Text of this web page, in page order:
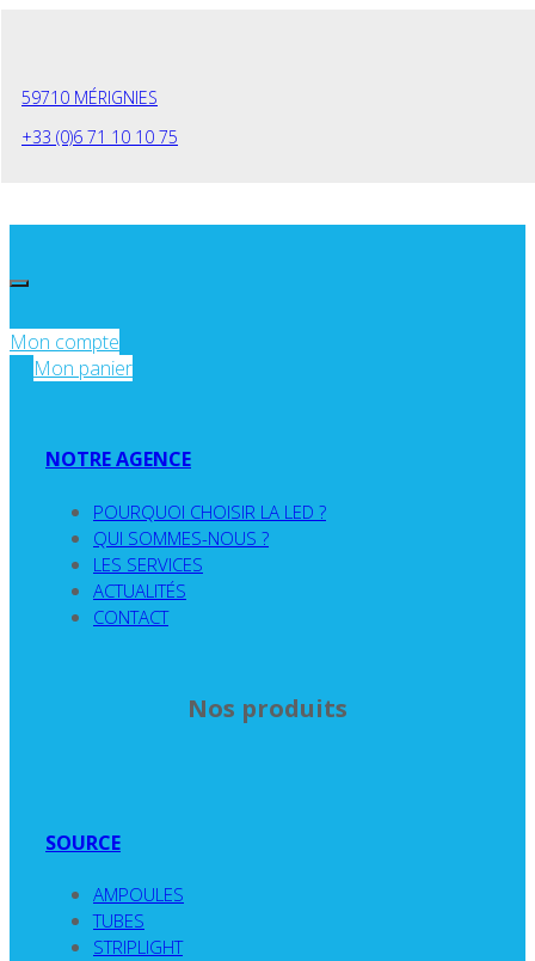
59710 MÉRIGNIES
+33 (0)6 71 10 10 75
Mon compte
Mon panier
NOTRE AGENCE
POURQUOI CHOISIR LA LED ?
QUI SOMMES-NOUS ?
LES SERVICES
ACTUALITÉS
CONTACT
Nos produits
SOURCE
AMPOULES
TUBES
STRIPLIGHT